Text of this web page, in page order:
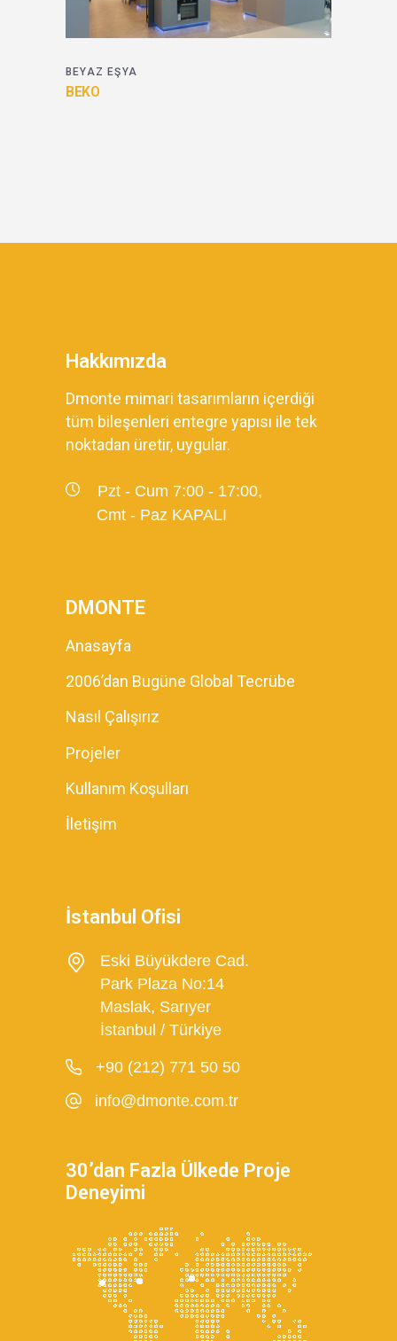
BEYAZ EŞYA
BEKO
Hakkımızda
Dmonte mimari tasarımların içerdiği
tüm bileşenleri entegre yapısı ile tek
noktadan üretir, uygular.
Pzt - Cum 7:00 - 17:00,
Cmt - Paz KAPALI
DMONTE
Anasayfa
2006’dan Bugüne Global Tecrübe
Nasıl Çalışırız
Projeler
Kullanım Koşulları
İletişim
İstanbul Ofisi
Eski Büyükdere Cad.
Park Plaza No:14
Maslak, Sarıyer
İstanbul / Türkiye
+90 (212) 771 50 50
info@dmonte.com.tr
30’dan Fazla Ülkede Proje
Deneyimi